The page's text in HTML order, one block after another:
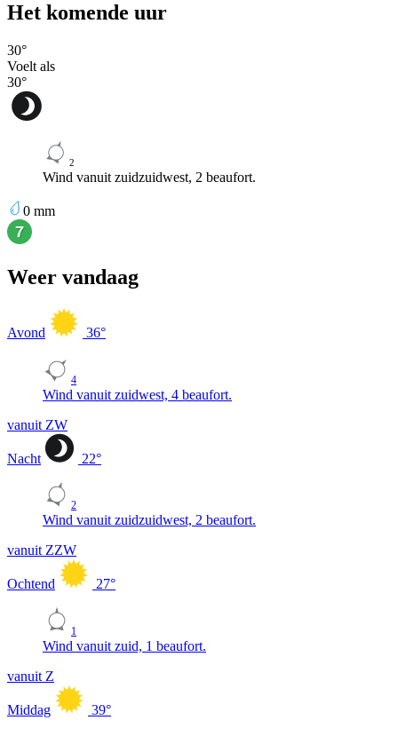
Het komende uur
30°
Voelt als
30°
2
Wind vanuit zuidzuidwest, 2 beaufort.
0 mm
Weer vandaag
Avond 36°
4
Wind vanuit zuidwest, 4 beaufort.
vanuit ZW
Nacht 22°
2
Wind vanuit zuidzuidwest, 2 beaufort.
vanuit ZZW
Ochtend 27°
1
Wind vanuit zuid, 1 beaufort.
vanuit Z
Middag 39°